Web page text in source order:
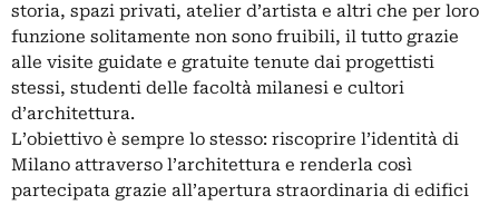
storia, spazi privati, atelier d’artista e altri che per loro
funzione solitamente non sono fruibili, il tutto grazie
alle visite guidate e gratuite tenute dai progettisti
stessi, studenti delle facoltà milanesi e cultori
d’architettura.
L’obiettivo è sempre lo stesso: riscoprire l’identità di
Milano attraverso l’architettura e renderla così
partecipata grazie all’apertura straordinaria di edifici